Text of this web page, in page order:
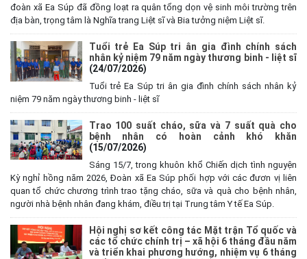
đoàn xã Ea Súp đã đồng loạt ra quân tổng dọn vệ sinh môi trường trên
địa bàn, trọng tâm là Nghĩa trang Liệt sĩ và Bia tưởng niệm Liệt sĩ.
Tuổi trẻ Ea Súp tri ân gia đình chính sách
nhân kỷ niệm 79 năm ngày thương binh - liệt sĩ
(24/07/2026)
Tuổi trẻ Ea Súp tri ân gia đình chính sách nhân kỷ
niệm 79 năm ngày thương binh - liệt sĩ
Trao 100 suất cháo, sữa và 7 suất quà cho
bệnh nhân có hoàn cảnh khó khăn
(15/07/2026)
Sáng 15/7, trong khuôn khổ Chiến dịch tình nguyện
Kỳ nghỉ hồng năm 2026, Đoàn xã Ea Súp phối hợp với các đươn vị liên
quan tổ chức chương trình trao tặng cháo, sữa và quà cho bệnh nhân,
người nhà bệnh nhân đang khám, điều trị tại Trung tâm Y tế Ea Súp.
Hội nghị sơ kết công tác Mặt trận Tổ quốc và
các tổ chức chính trị – xã hội 6 tháng đầu năm
và triển khai phương hướng, nhiệm vụ 6 tháng